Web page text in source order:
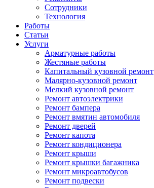
Сотрудники
Технология
Работы
Статьи
Услуги
Арматурные работы
Жестяные работы
Капитальный кузовной ремонт
Малярно-кузовной ремонт
Мелкий кузовной ремонт
Ремонт автоэлектрики
Ремонт бампера
Ремонт вмятин автомобиля
Ремонт дверей
Ремонт капота
Ремонт кондиционера
Ремонт крыши
Ремонт крышки багажника
Ремонт микроавтобусов
Ремонт подвески